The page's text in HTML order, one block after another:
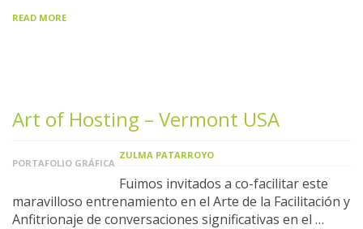
READ MORE
Art of Hosting – Vermont USA
PORTAFOLIO GRÁFICA
ZULMA PATARROYO
Fuimos invitados a co-facilitar este
maravilloso entrenamiento en el Arte de la Facilitación y
Anfitrionaje de conversaciones significativas en el …